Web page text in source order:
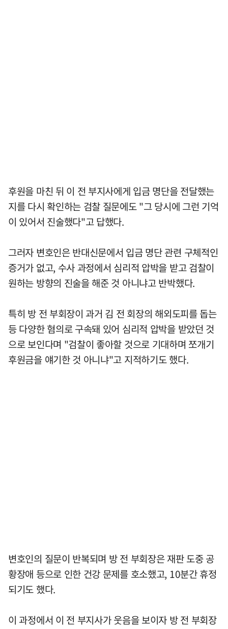
후원을 마친 뒤 이 전 부지사에게 입금 명단을 전달했는
지를 다시 확인하는 검찰 질문에도 "그 당시에 그런 기억
이 있어서 진술했다"고 답했다.
그러자 변호인은 반대신문에서 입금 명단 관련 구체적인
증거가 없고, 수사 과정에서 심리적 압박을 받고 검찰이
원하는 방향의 진술을 해준 것 아니냐고 반박했다.
특히 방 전 부회장이 과거 김 전 회장의 해외도피를 돕는
등 다양한 혐의로 구속돼 있어 심리적 압박을 받았던 것
으로 보인다며 "검찰이 좋아할 것으로 기대하며 쪼개기
후원금을 얘기한 것 아니냐"고 지적하기도 했다.
변호인의 질문이 반복되며 방 전 부회장은 재판 도중 공
황장애 등으로 인한 건강 문제를 호소했고, 10분간 휴정
되기도 했다.
이 과정에서 이 전 부지사가 웃음을 보이자 방 전 부회장